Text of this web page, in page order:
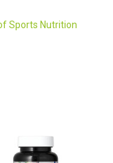
Sports Nutrition